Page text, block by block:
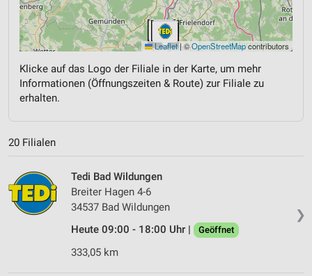
Leaflet|©OpenStreetMapcontributors
Klicke auf das Logo der Filiale in der Karte, um mehr
Informationen (Öffnungszeiten & Route) zur Filiale zu
erhalten.
20 Filialen
❯
Tedi Bad Wildungen
Breiter Hagen 4-6
34537 Bad Wildungen
Heute 09:00 - 18:00 Uhr |
Geöffnet
333,05 km